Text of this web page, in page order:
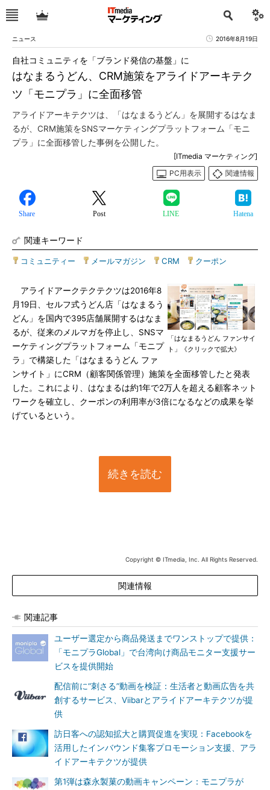
ニュース 2016年8月19日
はなまるうどん、CRM施策をアライドアーキテク
ツ「モニプラ」に全面移管
自社コミュニティを「ブランド発信の基盤」に
アライドアーキテクツは、「はなまるうどん」を展開するはなま
るが、CRM施策をSNSマーケティングプラットフォーム「モニ
プラ」に全面移管した事例を公開した。
[ITmedia マーケティング]
PC用表示
関連情報
Share Post LINE Hatena
関連キーワード
コミュニティー メールマガジン CRM クーポン
「はなまるうどん ファンサイ
ト」《クリックで拡大》
アライドアークテクテクツは2016年8
月19日、セルフ式うどん店「はなまるう
どん」を国内で395店舗展開するはなま
るが、従来のメルマガを停止し、SNSマ
ーケティングプラットフォーム「モニプ
ラ」で構築した「はなまるうどん ファ
ンサイト」にCRM（顧客関係管理）施策を全面移管したと発表
した。これにより、はなまるは約1年で2万人を超える顧客ネット
ワークを確立し、クーポンの利用率が3倍になるなどの成果を挙
げているという。
続きを読む
Copyright © ITmedia, Inc. All Rights Reserved.
関連情報
関連記事
ユーザー選定から商品発送までワンストップで提供：
「モニプラGlobal」で台湾向け商品モニター支援サー
ビスを提供開始
配信前に“刺さる”動画を検証：生活者と動画広告を共
創するサービス、Viibarとアライドアーキテクツが提
供
訪日客への認知拡大と購買促進を実現：Facebookを
活用したインバウンド集客プロモーション支援、アラ
イドアーキテクツが提供
第1弾は森永製菓の動画キャンペーン：モニプラが